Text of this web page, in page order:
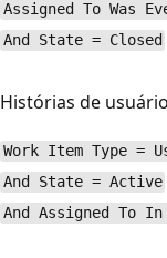
Assigned To Was
And State = Closed
Histórias de
Work Item Type =
And State = Active
And Assigned To